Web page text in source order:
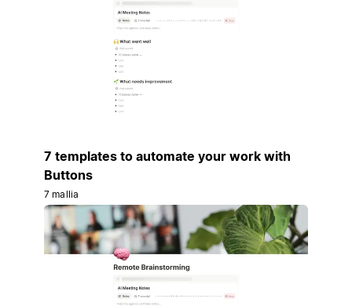
7 templates to automate your work with
Buttons
7 mallia